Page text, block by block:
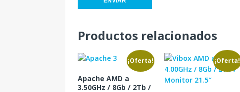
Productos relacionados
¡Oferta!
Apache AMD a
3.50GHz / 8Gb / 2Tb /
¡Oferta!